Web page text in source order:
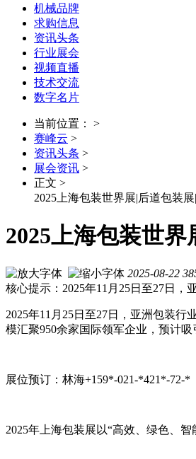
机械品牌
求购信息
资讯头条
行业展会
视频直播
技术交流
数字名片
当前位置： >
赛峰云 >
资讯头条 >
展会资讯 >
正文 >
2025上海包装世界展|后道包装
2025上海包装世
2025-08-22
核心提示：2025年11月25日至27日
2025年11月25日至27日，亚洲包装
模汇聚950余家国际领军企业，预计
展位预订：林海+159*-021-*421*-72-*
2025年上海包装展以“高效、绿色、